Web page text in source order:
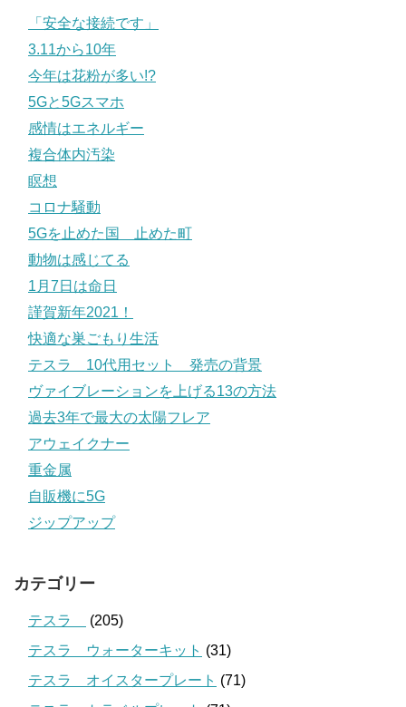
「安全な接続です」
3.11から10年
今年は花粉が多い!?
5Gと5Gスマホ
感情はエネルギー
複合体内汚染
瞑想
コロナ騒動
5Gを止めた国 止めた町
動物は感じてる
1月7日は命日
謹賀新年2021！
快適な巣ごもり生活
テスラ 10代用セット 発売の背景
ヴァイブレーションを上げる13の方法
過去3年で最大の太陽フレア
アウェイクナー
重金属
自販機に5G
ジップアップ
カテゴリー
テスラ
(205)
テスラ ウォーターキット (31)
テスラ オイスタープレート (71)